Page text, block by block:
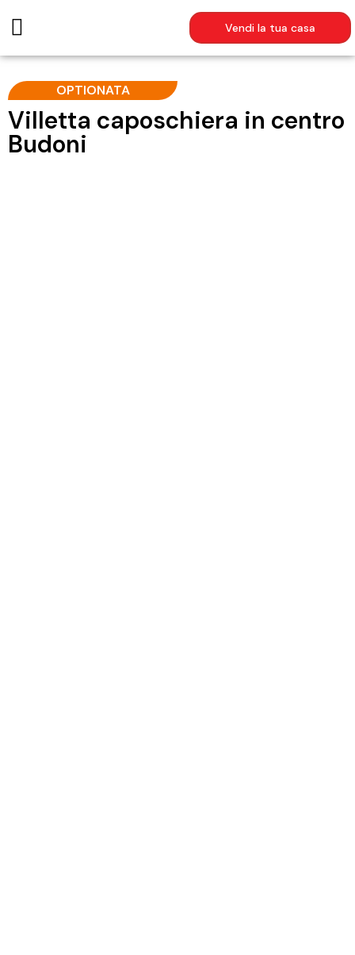
Vendi la tua casa
OPTIONATA
Villetta caposchiera in centro
Budoni